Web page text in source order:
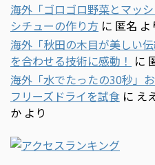
海外「ゴロゴロ野菜とマッ
シチューの作り方 に 匿名 よ
海外「秋田の木目が美しい
を合わせる技術に感動！ に
海外「水でたったの30秒」
フリーズドライを試食 に え
か より